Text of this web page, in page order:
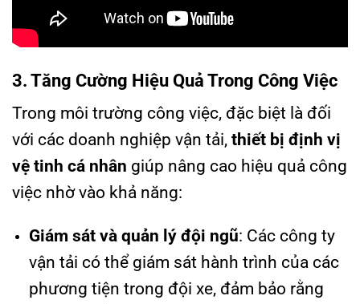
3. Tăng Cường Hiệu Quả Trong Công Việc
Trong môi trường công việc, đặc biệt là đối
với các doanh nghiệp vận tải, thiết bị định vị
vệ tinh cá nhân giúp nâng cao hiệu quả công
việc nhờ vào khả năng:
Giám sát và quản lý đội ngũ: Các công ty
vận tải có thể giám sát hành trình của các
phương tiện trong đội xe, đảm bảo rằng